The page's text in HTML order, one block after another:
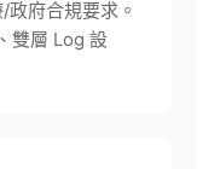
府合規要求。
雙層 Log 設